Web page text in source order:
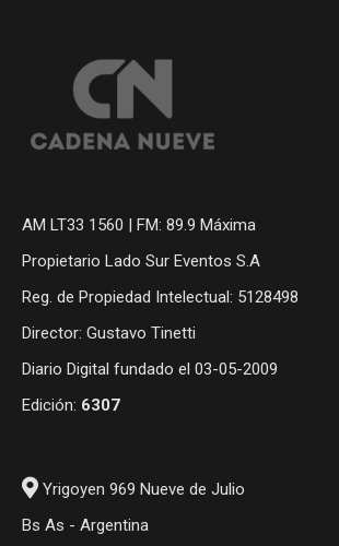
AM LT33 1560 | FM: 89.9 Máxima
Propietario Lado Sur Eventos S.A
Reg. de Propiedad Intelectual: 5128498
Director: Gustavo Tinetti
Diario Digital fundado el 03-05-2009
Edición: 6307
Yrigoyen 969 Nueve de Julio
Bs As - Argentina